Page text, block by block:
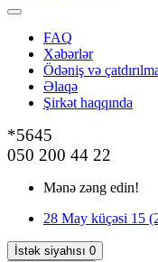
FAQ
Xəbərlər
Ödəniş və
Əlaqə
Şirkət haqqında
*5645
050 200 44 22
Mənə zəng edin!
28 May küçəsi 15
İstək siyahısı 0